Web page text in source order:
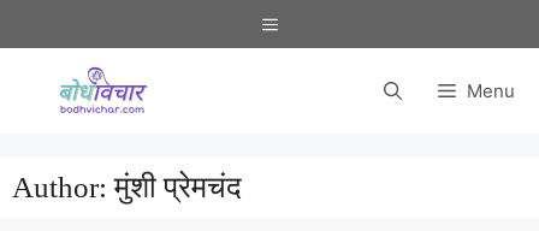
to
Menu
Menu
Author:मुंशी प्रेमचंद